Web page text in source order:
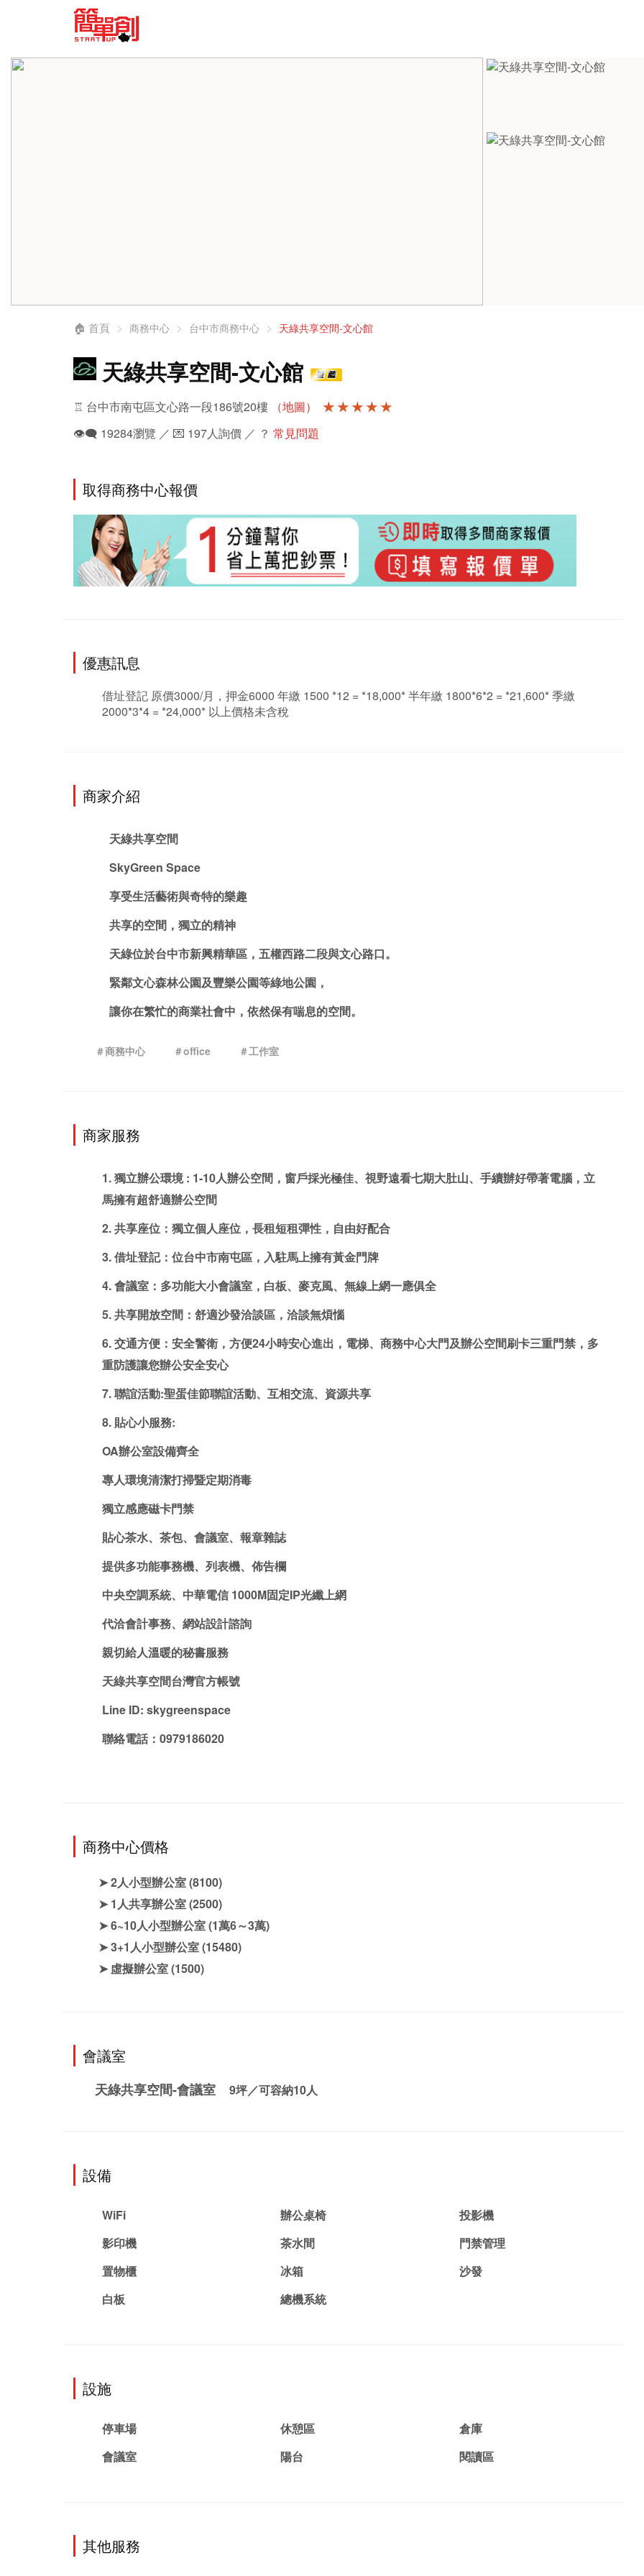
🏠 首頁 商務中心 台中市商務中心 天綠共享空間-文心館
天綠共享空間-文心館
♖ 台中市南屯區文心路一段186號20樓 （地圖）
★ ★ ★ ★ ★
👁️‍🗨️ 19284瀏覽 ／ 💌 197人詢價 ／ ？ 常見問題
取得商務中心報價
優惠訊息
借址登記 原價3000/月，押金6000 年繳 1500 *12 = *18,000* 半年繳 1800*6*2 = *21,600* 季繳
2000*3*4 = *24,000* 以上價格未含稅
商家介紹
天綠共享空間
SkyGreen Space
享受生活藝術與奇特的樂趣
共享的空間，獨立的精神
天綠位於台中市新興精華區，五權西路二段與文心路口。
緊鄰文心森林公園及豐樂公園等綠地公園，
讓你在繁忙的商業社會中，依然保有喘息的空間。
＃商務中心 ＃office ＃工作室
商家服務
1. 獨立辦公環境 : 1-10人辦公空間，窗戶採光極佳、視野遠看七期大肚山、手續辦好帶著電腦，立
馬擁有超舒適辦公空間
2. 共享座位：獨立個人座位，長租短租彈性，自由好配合
3. 借址登記：位台中市南屯區，入駐馬上擁有黃金門牌
4. 會議室：多功能大小會議室，白板、麥克風、無線上網一應俱全
5. 共享開放空間：舒適沙發洽談區，洽談無煩惱
6. 交通方便：安全警衛，方便24小時安心進出，電梯、 商務中心大門及辦公空間刷卡三重門禁，多
重防護讓您辦公安全安心
7. 聯誼活動:聖蛋佳節聯誼活動、互相交流、資源共享
8. 貼心小服務:
OA辦公室設備齊全
專人環境清潔打掃暨定期消毒
獨立感應磁卡門禁
貼心茶水、茶包、會議室、報章雜誌
提供多功能事務機、列表機、佈告欄
中央空調系統、中華電信 1000M固定IP光纖上網
代洽會計事務、網站設計諮詢
親切給人溫暖的秘書服務
天綠共享空間台灣官方帳號
Line ID: skygreenspace
聯絡電話：0979186020
商務中心價格
➤ 2人小型辦公室(8100)
➤ 1人共享辦公室(2500)
➤ 6~10人小型辦公室(1萬6～3萬)
➤ 3+1人小型辦公室(15480)
➤ 虛擬辦公室(1500)
會議室
天綠共享空間-會議室 9坪／可容納10人
設備
WiFi 辦公桌椅
投影機
影印機
茶水間
門禁管理
置物櫃
冰箱
沙發
白板
總機系統
設施
停車場 休憩區
倉庫
會議室
陽台 閱讀區
其他服務